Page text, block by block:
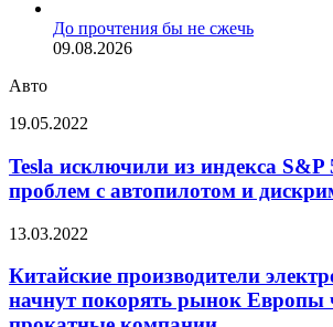
До прочтения бы не сжечь
09.08.2026
Авто
Tesla
из
индекса
S&P
ESG
за
проблем
с
19.05.2022
Tesla исключили из индекса S&P
проблем с автопилотом и
Китайские
электромобилей
покорять
13.03.2022
Китайские производители
начнут покорять рынок Европы